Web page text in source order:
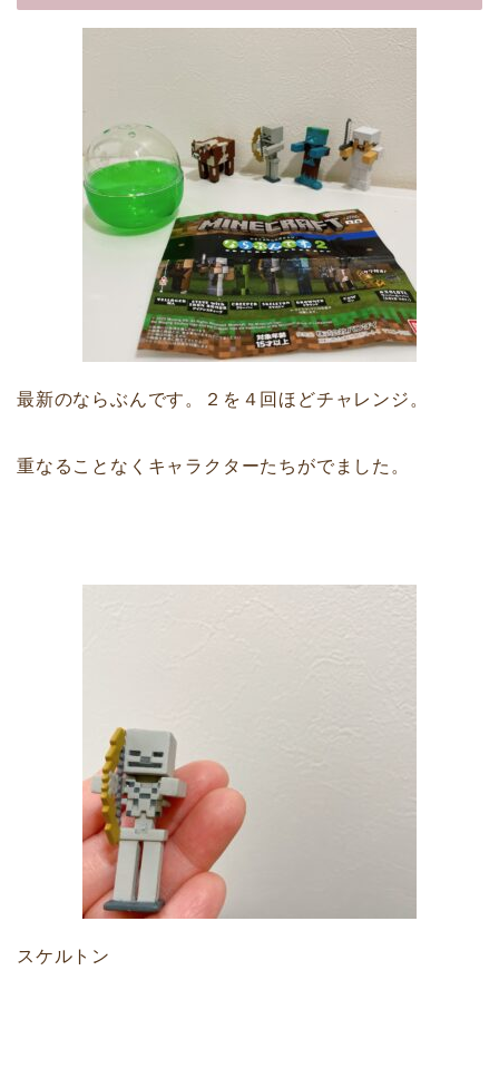
最新のならぶんです。２を４回ほどチャレンジ。
重なることなくキャラクターたちがでました。
スケルトン